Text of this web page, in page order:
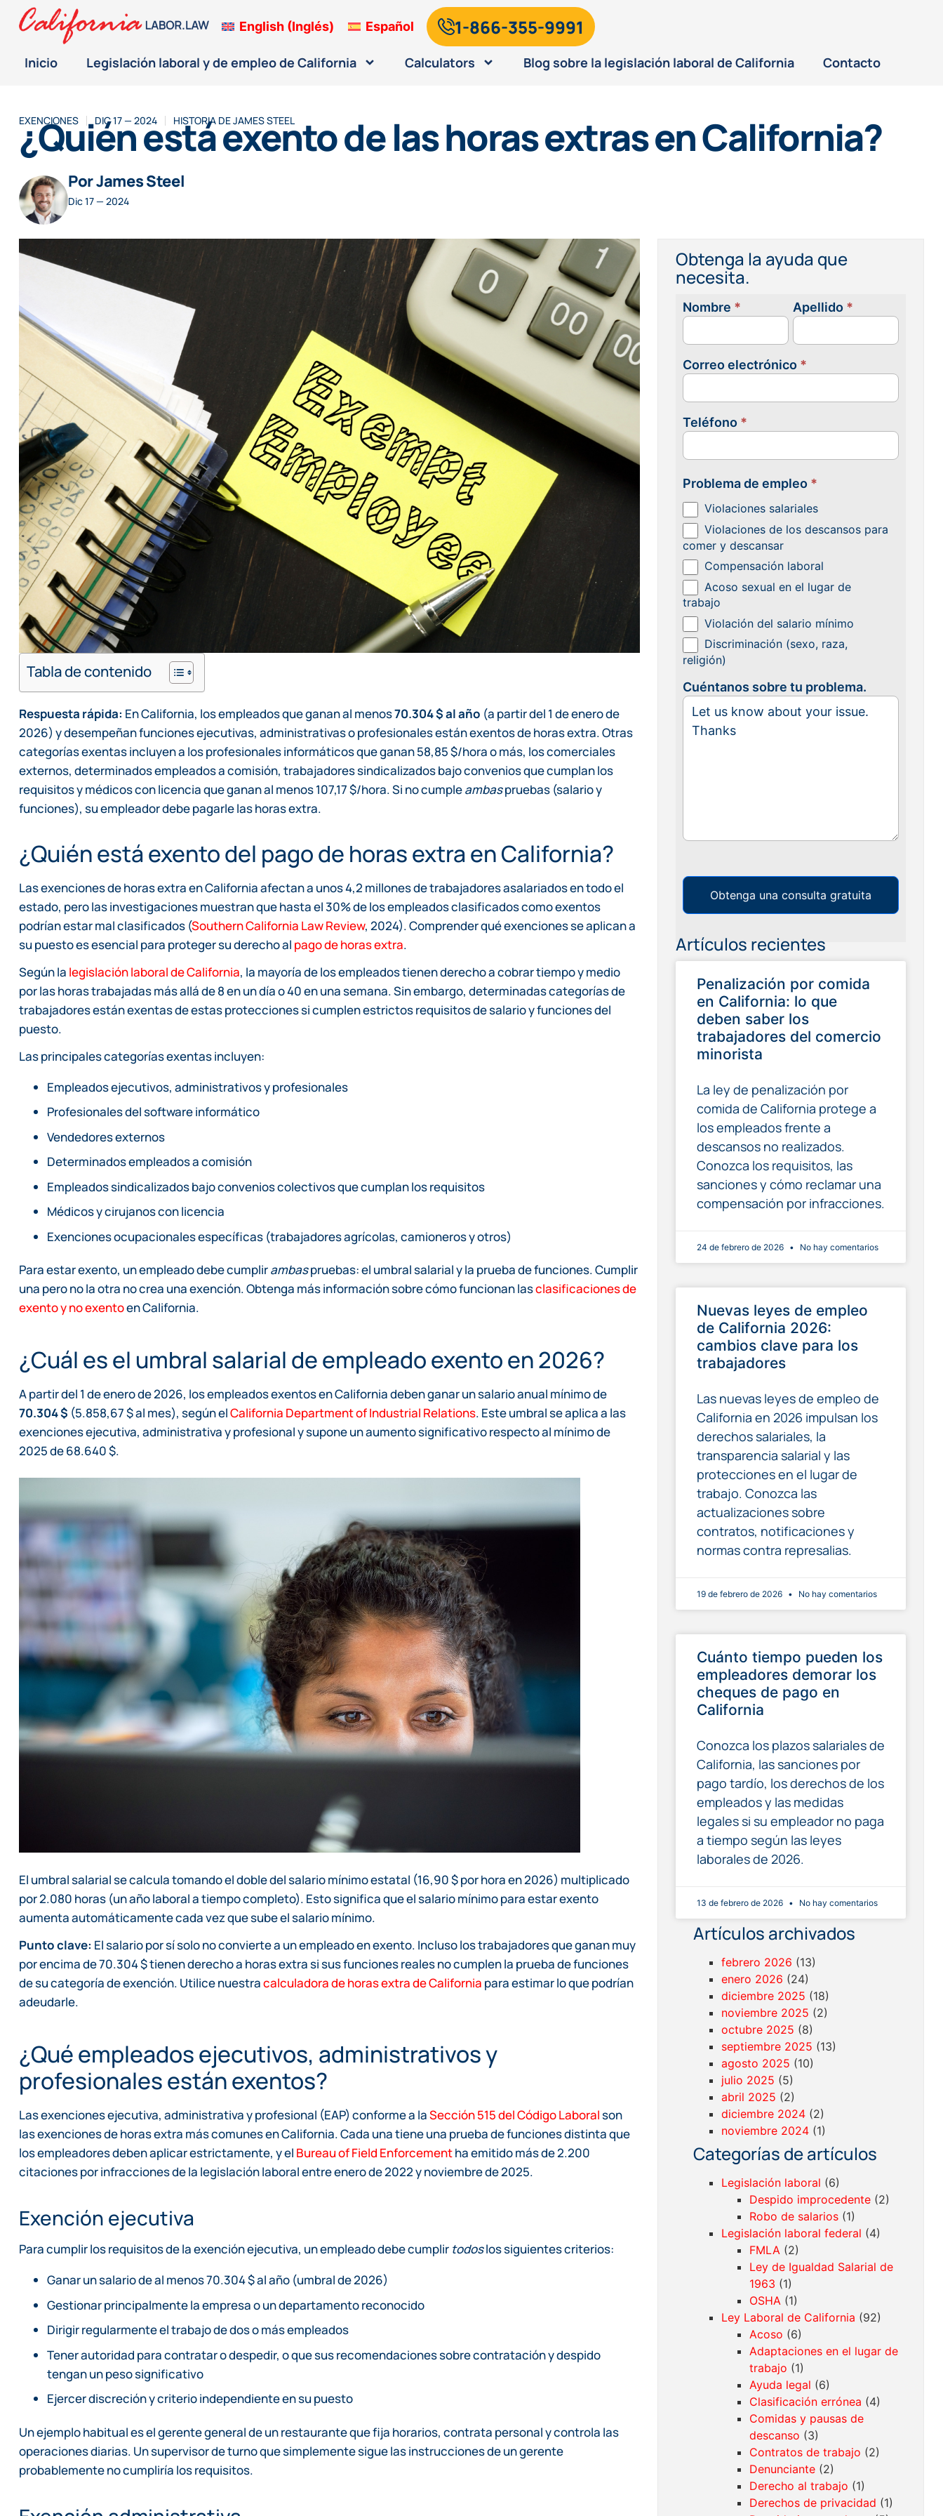
English (Inglés) Español 1-866-355-9991
Inicio Legislación laboral y de empleo de California Calculators Blog sobre la legislación laboral de California Contacto
EXENCIONES DIC 17 — 2024 HISTORIA DEJAMES STEEL
¿Quién está exento de las horas extras en California?
Por James Steel
Dic 17 — 2024
Tabla de contenido
Respuesta rápida: En California, los empleados que ganan al menos70.304 $ al año (a partir del 1 de enero de
2026) y desempeñan funciones ejecutivas, administrativas o profesionales están exentos de horas extra. Otras
categorías exentas incluyen a los profesionales informáticos que ganan 58,85 $/hora o más, los comerciales
externos, determinados empleados a comisión, trabajadores sindicalizados bajo convenios que cumplan los
requisitos y médicos con licencia que ganan al menos 107,17 $/hora. Si no cumpleambaspruebas (salario y
funciones), su empleador debe pagarle las horas extra.
¿Quién está exento del pago de horas extra en California?
Las exenciones de horas extra en California afectan a unos 4,2 millones de trabajadores asalariados en todo el
estado, pero las investigaciones muestran que hasta el 30% de los empleados clasificados como exentos
podrían estar mal clasificados (Southern California Law Review, 2024). Comprender qué exenciones se aplican a
su puesto es esencial para proteger su derecho al pago de horas extra.
Según la legislación laboral de California, la mayoría de los empleados tienen derecho a cobrar tiempo y medio
por las horas trabajadas más allá de 8 en un día o 40 en una semana. Sin embargo, determinadas categorías de
trabajadores están exentas de estas protecciones si cumplen estrictos requisitos de salario y funciones del
puesto.
Las principales categorías exentas incluyen:
Empleados ejecutivos, administrativos y profesionales
Profesionales del software informático
Vendedores externos
Determinados empleados a comisión
Empleados sindicalizados bajo convenios colectivos que cumplan los requisitos
Médicos y cirujanos con licencia
Exenciones ocupacionales específicas (trabajadores agrícolas, camioneros y otros)
Para estar exento, un empleado debe cumplirambaspruebas: el umbral salarial y la prueba de funciones. Cumplir
una pero no la otra no crea una exención. Obtenga más información sobre cómo funcionan lasclasificaciones de
exento y no exentoen California.
¿Cuál es el umbral salarial de empleado exento en 2026?
A partir del 1 de enero de 2026, los empleados exentos en California deben ganar un salario anual mínimo de
70.304 $ (5.858,67 $ al mes), según elCalifornia Department of Industrial Relations. Este umbral se aplica a las
exenciones ejecutiva, administrativa y profesional y supone un aumento significativo respecto al mínimo de
2025 de 68.640 $.
El umbral salarial se calcula tomando el doble del salario mínimo estatal (16,90 $ por hora en 2026) multiplicado
por 2.080 horas (un año laboral a tiempo completo). Esto significa que el salario mínimo para estar exento
aumenta automáticamente cada vez que sube el salario mínimo.
Punto clave: El salario por sí solo no convierte a un empleado en exento. Incluso los trabajadores que ganan muy
por encima de 70.304 $ tienen derecho a horas extra si sus funciones reales no cumplen la prueba de funciones
de su categoría de exención. Utilice nuestracalculadora de horas extra de California para estimar lo que podrían
adeudarle.
¿Qué empleados ejecutivos, administrativos y
profesionales están exentos?
Las exenciones ejecutiva, administrativa y profesional (EAP) conforme a laSección 515 del Código Laboralson
las exenciones de horas extra más comunes en California. Cada una tiene una prueba de funciones distinta que
los empleadores deben aplicar estrictamente, y el Bureau of Field Enforcementha emitido más de 2.200
citaciones por infracciones de la legislación laboral entre enero de 2022 y noviembre de 2025.
Exención ejecutiva
Para cumplir los requisitos de la exención ejecutiva, un empleado debe cumplir todoslos siguientes criterios:
Ganar un salario de al menos 70.304 $ al año (umbral de 2026)
Gestionar principalmente la empresa o un departamento reconocido
Dirigir regularmente el trabajo de dos o más empleados
Tener autoridad para contratar o despedir, o que sus recomendaciones sobre contratación y despido
tengan un peso significativo
Ejercer discreción y criterio independiente en su puesto
Un ejemplo habitual es el gerente general de un restaurante que fija horarios, contrata personal y controla las
operaciones diarias. Un supervisor de turno que simplemente sigue las instrucciones de un gerente
probablemente no cumpliría los requisitos.
Obtenga la ayuda que
necesita.
Contacta
nosotras
Nombre * Apellido *
Correo electrónico *
Teléfono *
Problema de empleo *
Violaciones salariales
Violaciones de los descansos para
comer y descansar
Compensación laboral
Acoso sexual en el lugar de
trabajo
Violación del salario mínimo
Discriminación (sexo, raza,
religión)
Cuéntanos sobre tu problema.
Obtenga una consulta gratuita
Artículos recientes
Penalización por comida
en California: lo que
deben saber los
trabajadores del comercio
minorista
La ley de penalización por
comida de California protege a
los empleados frente a
descansos no realizados.
Conozca los requisitos, las
sanciones y cómo reclamar una
compensación por infracciones.
24 de febrero de 2026 No hay comentarios
Nuevas leyes de empleo
de California 2026:
cambios clave para los
trabajadores
Las nuevas leyes de empleo de
California en 2026 impulsan los
derechos salariales, la
transparencia salarial y las
protecciones en el lugar de
trabajo. Conozca las
actualizaciones sobre
contratos, notificaciones y
normas contra represalias.
19 de febrero de 2026 No hay comentarios
Cuánto tiempo pueden los
empleadores demorar los
cheques de pago en
California
Conozca los plazos salariales de
California, las sanciones por
pago tardío, los derechos de los
empleados y las medidas
legales si su empleador no paga
a tiempo según las leyes
laborales de 2026.
13 de febrero de 2026 No hay comentarios
Artículos archivados
febrero 2026 (13)
enero 2026 (24)
diciembre 2025 (18)
noviembre 2025 (2)
octubre 2025 (8)
septiembre 2025 (13)
agosto 2025 (10)
julio 2025 (5)
abril 2025 (2)
diciembre 2024(2)
noviembre 2024(1)
Categorías de artículos
Legislación laboral (6)
Despido improcedente(2)
Robo de salarios(1)
Legislación laboral federal (4)
FMLA (2)
Ley de Igualdad Salarial de
1963 (1)
OSHA (1)
Ley Laboral de California (92)
Acoso (6)
Adaptaciones en el lugar de
trabajo (1)
Ayuda legal (6)
Clasificación errónea (4)
Comidas y pausas de
descanso (3)
Contratos de trabajo (2)
Denunciante(2)
Derecho al trabajo (1)
Derechos de privacidad (1)